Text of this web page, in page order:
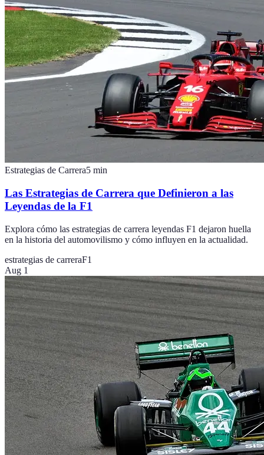
Estrategias de Carrera5 min
Las Estrategias de Carrera que Definieron a las
Leyendas de la F1
Explora cómo las estrategias de carrera leyendas F1 dejaron huella
en la historia del automovilismo y cómo influyen en la actualidad.
estrategias de carreraF1
Aug 1